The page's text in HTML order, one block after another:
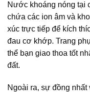
Nước khoáng nóng tại
chứa các ion âm và
xúc trực tiếp để kích
đau cơ khớp. Trang
thể bạn giao thoa tốt
đất.
Ngoài ra, sự đồng nhất